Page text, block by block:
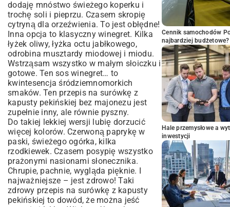
dodaję mnóstwo świeżego koperku i
trochę soli i pieprzu. Czasem skropię
cytryną dla orzeźwienia. To jest obłędne!
Inna opcja to klasyczny winegret. Kilka
łyżek oliwy, łyżka octu jabłkowego,
odrobina musztardy miodowej i miodu.
Wstrząsam wszystko w małym słoiczku i
gotowe. Ten sos winegret… to
kwintesencja śródziemnomorkich
smaków. Ten przepis na surówkę z
kapusty pekińskiej bez majonezu jest
zupełnie inny, ale równie pyszny.
Do takiej lekkiej wersji lubię dorzucić
więcej kolorów. Czerwoną paprykę w
paski, świeżego ogórka, kilka
rzodkiewek. Czasem posypię wszystko
prażonymi nasionami słonecznika.
Chrupie, pachnie, wygląda pięknie. I
najważniejsze – jest zdrowo! Taki
zdrowy przepis na surówkę z kapusty
pekińskiej to dowód, że można jeść
Cennik samochodów
najbardziej budżetowe?
Hale przemysłowe a
inwestycji